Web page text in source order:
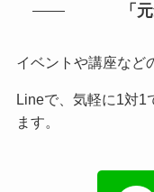
「
イベントや講座など
Lineで、気軽に1対1
ます。